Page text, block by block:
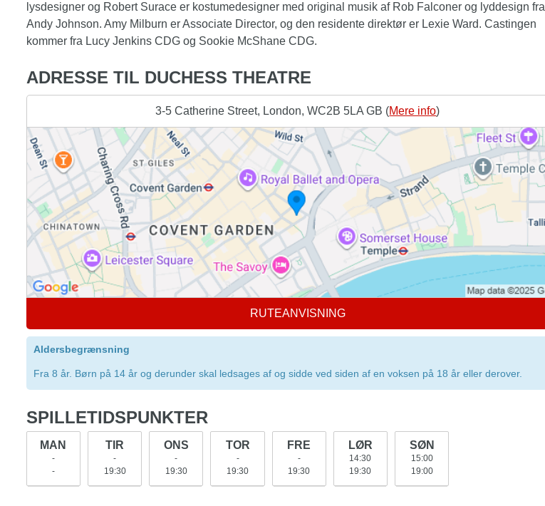
lysdesigner og Robert Surace er kostumedesigner med original musik af Rob Falconer og lyddesign fra
Andy Johnson. Amy Milburn er Associate Director, og den residente direktør er Lexie Ward. Castingen
kommer fra Lucy Jenkins CDG og Sookie McShane CDG.
ADRESSE TIL DUCHESS THEATRE
3-5 Catherine Street, London, WC2B 5LA GB (Mere info)
RUTEANVISNING
Aldersbegrænsning
Fra 8 år. Børn på 14 år og derunder skal ledsages af og sidde ved siden af en voksen på 18 år eller derover.
SPILLETIDSPUNKTER
MAN
-
-
TIR
-
19:30
ONS
-
19:30
TOR
-
19:30
FRE
-
19:30
LØR
14:30
19:30
SØN
15:00
19:00